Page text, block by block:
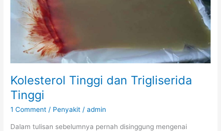
Kolesterol Tinggi dan Trigliserida
Tinggi
1 Comment / Penyakit /admin
Dalam tulisan sebelumnya pernah disinggung mengenai